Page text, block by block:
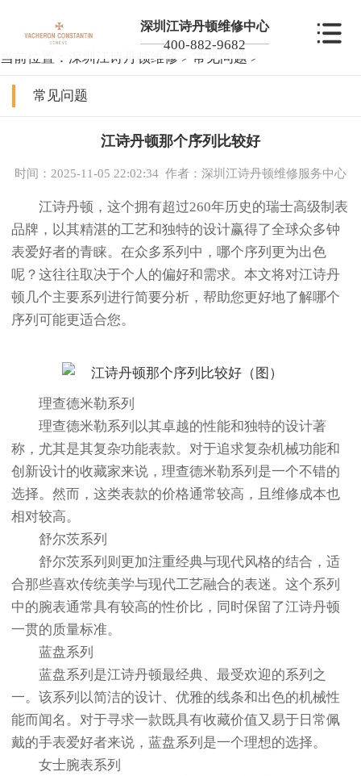
深圳江诗丹顿维修中心
400-882-9682
当前位置： 深圳江诗丹顿维修 > 常见问题 >
常见问题
江诗丹顿那个序列比较好
时间：2025-11-05 22:02:34 作者：深圳江诗丹顿维修服务中心
江诗丹顿，这个拥有超过260年历史的瑞士高级制表
品牌，以其精湛的工艺和独特的设计赢得了全球众多钟
表爱好者的青睐。在众多系列中，哪个序列更为出色
呢？这往往取决于个人的偏好和需求。本文将对江诗丹
顿几个主要系列进行简要分析，帮助您更好地了解哪个
序列可能更适合您。
理查德米勒系列
理查德米勒系列以其卓越的性能和独特的设计著
称，尤其是其复杂功能表款。对于追求复杂机械功能和
创新设计的收藏家来说，理查德米勒系列是一个不错的
选择。然而，这类表款的价格通常较高，且维修成本也
相对较高。
舒尔茨系列
舒尔茨系列则更加注重经典与现代风格的结合，适
合那些喜欢传统美学与现代工艺融合的表迷。这个系列
中的腕表通常具有较高的性价比，同时保留了江诗丹顿
一贯的质量标准。
蓝盘系列
蓝盘系列是江诗丹顿最经典、最受欢迎的系列之
一。该系列以简洁的设计、优雅的线条和出色的机械性
能而闻名。对于寻求一款既具有收藏价值又易于日常佩
戴的手表爱好者来说，蓝盘系列是一个理想的选择。
女士腕表系列